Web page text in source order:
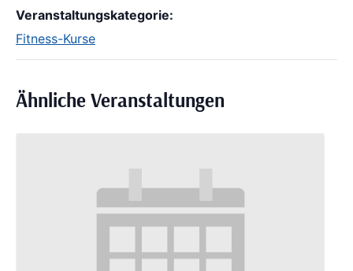
Veranstaltungskategorie:
Fitness-Kurse
Ähnliche Veranstaltungen